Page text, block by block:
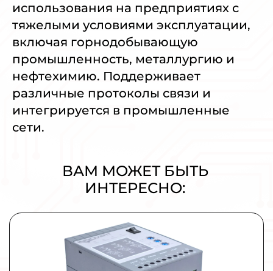
использования на предприятиях с
тяжелыми условиями эксплуатации,
включая горнодобывающую
промышленность, металлургию и
нефтехимию. Поддерживает
различные протоколы связи и
интегрируется в промышленные
сети.
ВАМ МОЖЕТ БЫТЬ
ИНТЕРЕСНО:
Плавный пуск и останов INNOVERT
SSD751A43E 0,75кВт 380В 1,5А